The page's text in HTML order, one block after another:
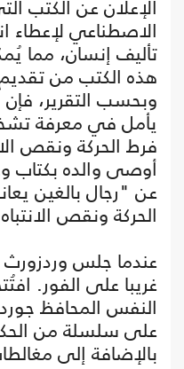
الإعلان عن الكتب
الاصطناعي لإعطاء
تأليف إنسان، مما
هذه الكتب من
وبحسب التقرير،
يأمل في معرفة
فرط الحركة ونقص
أوصى والده بكتاب
عن "رجال بالغين
الحركة ونقص
عندما جلس وردزورث
غريبا على الفور.
النفس المحافظ
على سلسلة من
بالإضافة إلى